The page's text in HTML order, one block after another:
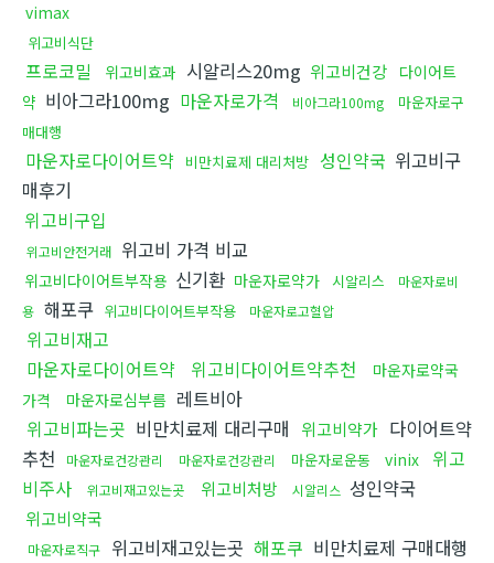
vimax
위고비식단
프로코밀 위고비효과 시알리스20mg 위고비건강 다이어트
약 비아그라100mg 마운자로가격 비아그라100mg
마운자로구
매대행
마운자로다이어트약 비만치료제 대리처방 성인약국 위고비구
매후기
위고비구입
위고비안전거래 위고비 가격 비교
위고비다이어트부작용 신기환 마운자로약가 시알리스
마운자로비
용 해포쿠 위고비다이어트부작용 마운자로고혈압
위고비재고
마운자로다이어트약
위고비다이어트약추천
마운자로약국
가격
마운자로심부름 레트비아
위고비파는곳 비만치료제 대리구매 위고비약가 다이어트약
추천
마운자로건강관리 마운자로건강관리 마운자로운동 vinix
위고
비주사
위고비재고있는곳 위고비처방 시알리스 성인약국
위고비약국
마운자로직구 위고비재고있는곳 해포쿠 비만치료제 구매대행